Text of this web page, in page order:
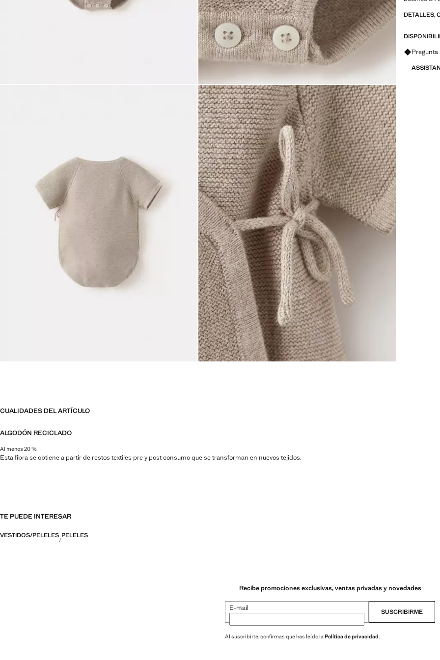
DETALLES,
CUALIDADES DEL ARTÍCULO
ALGODÓN RECICLADO
Al menos 20 %
Esta fibra se obtiene a partir de restos textiles pre y post consumo que se transforman en nuevos tejidos.
TE PUEDE INTERESAR
VESTIDOS/PELELES PELELES
Recibe promociones exclusivas, ventas privadas y novedades
E-mail SUSCRIBIRME
Al suscribirte, confirmas que has leído laPolítica de privacidad.